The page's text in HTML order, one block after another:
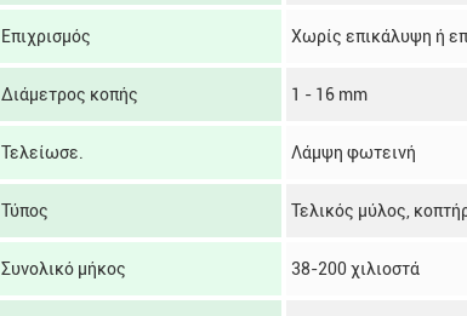
Επιχρισμός Χωρίς επικάλυψη ή
Διάμετρος κοπής 1 - 16 mm
Τελείωσε. Λάμψη φωτεινή
Τύπος Τελικός μύλος,
Συνολικό μήκος 38-200 χιλιοστά